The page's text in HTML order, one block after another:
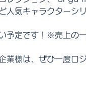
人気キャラクターシ
予定です！※売上の
業様は、ぜひ一度ロ